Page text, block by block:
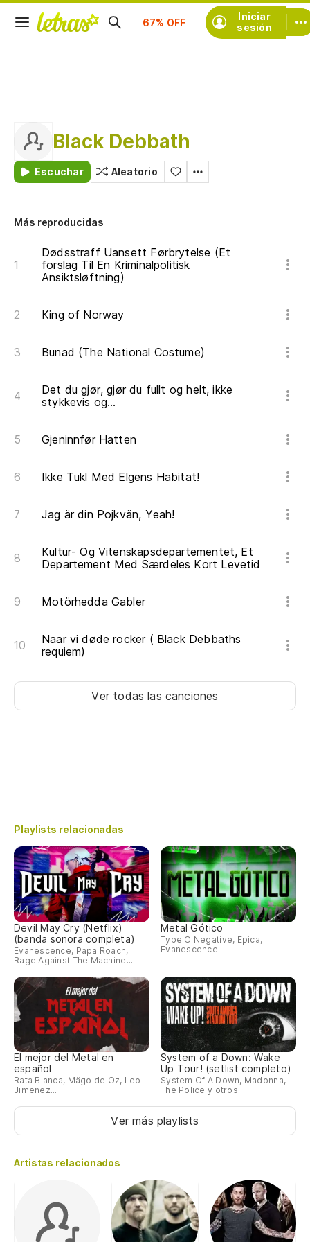
Iniciar
sesión
Suscríbete
Black Debbath
Escuchar Aleatorio
Más reproducidas
Dødsstraff Uansett Førbrytelse (Et
forslag Til En Kriminalpolitisk
Ansiktsløftning)
King of Norway
Bunad (The National Costume)
Det du gjør, gjør du fullt og helt, ikke
stykkevis og...
Gjeninnfør Hatten
Ikke Tukl Med Elgens Habitat!
Jag är din Pojkvän, Yeah!
Kultur- Og Vitenskapsdepartementet, Et
Departement Med Særdeles Kort Levetid
Motörhedda Gabler
Naar vi døde rocker ( Black Debbaths
requiem)
Ver todas las canciones
Playlists relacionadas
Devil May Cry (Netflix)
(banda sonora completa)
Evanescence, Papa Roach,
Rage Against The Machine...
Metal Gótico
Type O Negative, Epica,
Evanescence...
El mejor del Metal en
español
Rata Blanca, Mägo de Oz, Leo
Jimenez...
System of a Down: Wake
Up Tour! (setlist completo)
System Of A Down, Madonna,
The Police y otros
Ver más playlists
Artistas relacionados